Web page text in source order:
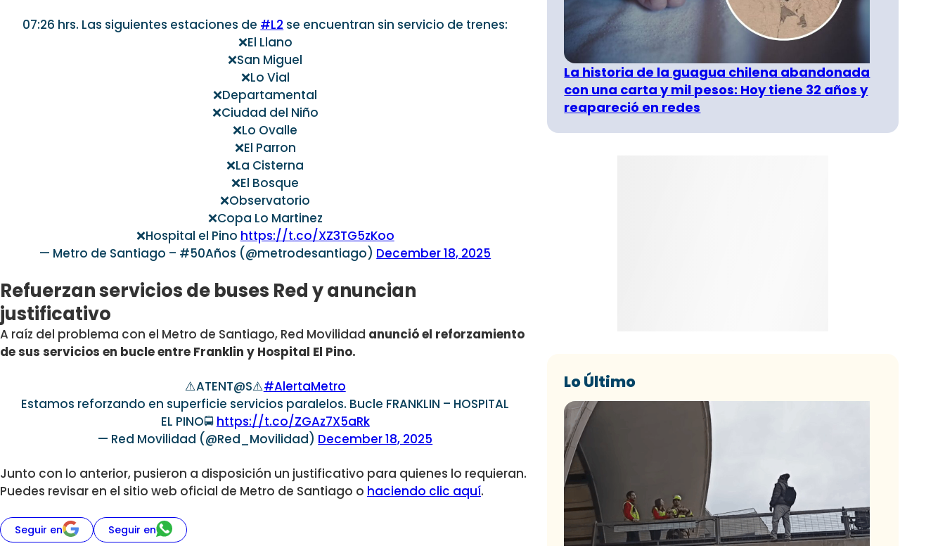
07:26 hrs. Las siguientes estaciones de #L2 se encuentran sin servicio de trenes:
❌El Llano
❌San Miguel
❌Lo Vial
❌Departamental
❌Ciudad del Niño
❌Lo Ovalle
❌El Parron
❌La Cisterna
❌El Bosque
❌Observatorio
❌Copa Lo Martinez
❌Hospital el Pino https://t.co/XZ3TG5zKoo
— Metro de Santiago – #50Años (@metrodesantiago) December 18, 2025
Refuerzan servicios de buses Red y anuncian
justificativo
A raíz del problema con el Metro de Santiago, Red Movilidad anunció el reforzamiento
de sus servicios en bucle entre Franklin y Hospital El Pino.
⚠️ATENT@S⚠️#AlertaMetro
Estamos reforzando en superficie servicios paralelos. Bucle FRANKLIN – HOSPITAL
EL PINO🚍 https://t.co/ZGAz7X5aRk
— Red Movilidad (@Red_Movilidad) December 18, 2025
Junto con lo anterior, pusieron a disposición un justificativo para quienes lo requieran.
Puedes revisar en el sitio web oficial de Metro de Santiago o haciendo clic aquí.
Seguir en Seguir en
La historia de la guagua chilena abandonada
con una carta y mil pesos: Hoy tiene 32 años y
reapareció en redes
Lo Último